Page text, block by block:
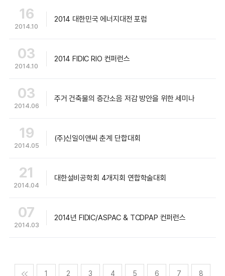
16
2014.10
2014 대한민국 에너지대전 포럼
03
2014.10
2014 FIDIC RIO 컨퍼런스
03
2014.06
주거 건축물의 층간소음 저감 방안을 위한 세미나
19
2014.05
(주)신일이앤씨 춘계 단합대회
21
2014.04
대한설비공학회 4개지회 연합학술대회
07
2014.03
2014년 FIDIC/ASPAC & TCDPAP 컨퍼런스
맨처음
1 2 3 4 5 6 7 8